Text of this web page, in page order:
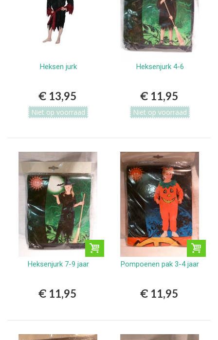
Heksen jurk
€ 13,95
Niet op voorraad
Heksenjurk 4-6
€ 11,95
Niet op voorraad
Heksenjurk 7-9 jaar
€ 11,95
Pompoenen pak 3-4 jaar
€ 11,95